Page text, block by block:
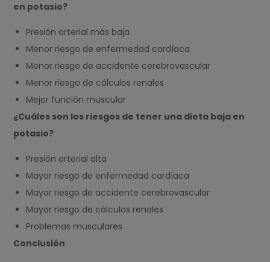
en potasio?
Presión arterial más baja
Menor riesgo de enfermedad cardíaca
Menor riesgo de accidente cerebrovascular
Menor riesgo de cálculos renales
Mejor función muscular
¿Cuáles son los riesgos de tener una dieta baja en
potasio?
Presión arterial alta
Mayor riesgo de enfermedad cardíaca
Mayor riesgo de accidente cerebrovascular
Mayor riesgo de cálculos renales
Problemas musculares
Conclusión